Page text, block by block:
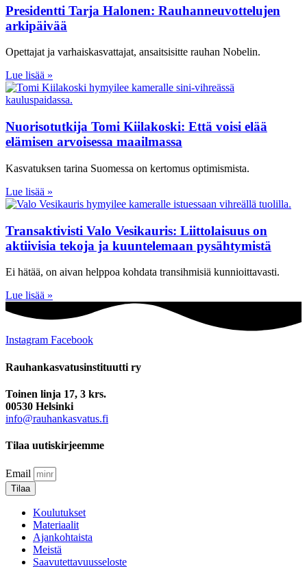
Presidentti Tarja Halonen: Rauhanneuvottelujen
arkipäivää
Opettajat ja varhaiskasvattajat, ansaitsisitte rauhan Nobelin.
Lue lisää »
Nuorisotutkija Tomi Kiilakoski: Että voisi elää
elämisen arvoisessa maailmassa
Kasvatuksen tarina Suomessa on kertomus optimismista.
Lue lisää »
Transaktivisti Valo Vesikauris: Liittolaisuus on
aktiivisia tekoja ja kuuntelemaan pysähtymistä
Ei hätää, on aivan helppoa kohdata transihmisiä kunnioittavasti.
Lue lisää »
Instagram Facebook
Rauhankasvatus­instituutti ry
Toinen linja 17, 3 krs.
00530 Helsinki
info@rauhankasvatus.fi
Tilaa uutiskirjeemme
Email
Tilaa
Koulutukset
Materiaalit
Ajankohtaista
Meistä
Saavutettavuusseloste